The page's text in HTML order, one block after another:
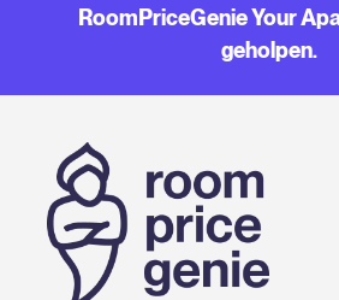
RoomPriceGenie Your
geholpen.